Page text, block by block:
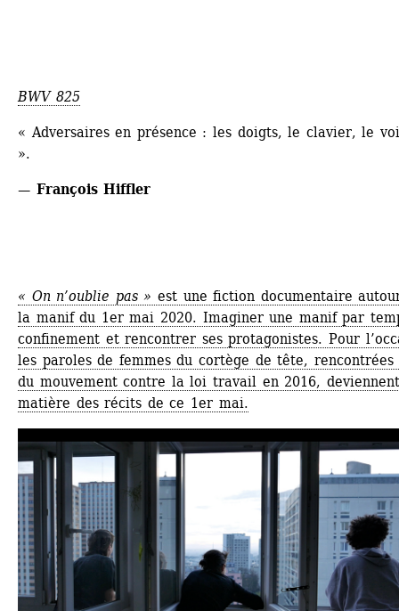
BWV 825
« Adversaires en présence : les doigts, le clavier, le
».
— François Hiffler
« On n’oublie pas » est une fiction documentaire
la manif du 1er mai 2020. Imaginer une manif par
confinement et rencontrer ses protagonistes. Pour
les paroles de femmes du cortège de tête, rencontrées
du mouvement contre la loi travail en 2016,
matière des récits de ce 1er mai.